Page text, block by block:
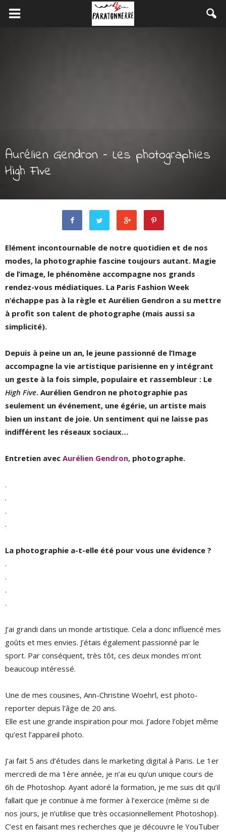
Aurélien Gendron – Les photographies
High Five
Elément incontournable de notre quotidien et de nos
modes, la photographie fascine toujours autant. Magie
de l’image, le phénomène accompagne nos grands
rendez-vous médiatiques. La Paris Fashion Week
n’échappe pas à la règle et Aurélien Gendron a su mettre
à profit son talent de photographe (mais aussi sa
simplicité).
Depuis à peine un an, le jeune passionné de l’Image
accompagne la vie artistique parisienne en y intégrant
un geste à la fois simple, populaire et rassembleur : Le
High Five. Aurélien Gendron ne photographie pas
seulement un événement, une égérie, un artiste mais
bien un instant de joie. Un sentiment qui ne laisse pas
indifférent les réseaux sociaux…
Entretien avec Aurélien Gendron, photographe.
.
.
.
.
La photographie a-t-elle été pour vous une évidence ?
.
.
.
.
J’ai grandi dans un monde artistique. Cela a donc influencé mes
goûts et mes envies. J’étais également passionné par le
sport. Par conséquent, très tôt, ces deux mondes m’ont
beaucoup intéressé.
Une de mes cousines, Ann-Christine Woehrl, est photo-
reporter depuis l’âge de 20 ans.
Elle est une grande inspiration pour moi. J’adore l’objet même
qu’est l’appareil photo.
J’ai fait 5 ans d’études dans le marketing digital à Paris. Le 1er
mercredi de ma 1ère année, je n’ai eu qu’un unique cours de
6h de Photoshop. Ayant adoré la formation, je me suis dit qu’il
fallait que je continue à me former à l’exercice (même si de
nos jours, je n’utilise que très occasionnellement Photoshop).
C’est en faisant mes recherches que je découvre le YouTuber